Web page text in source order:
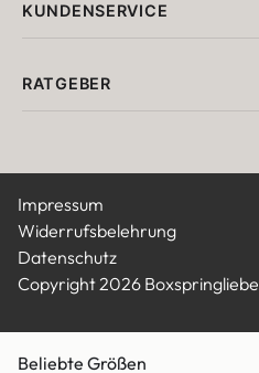
KUNDENSERVICE
RATGEBER
Impressum
Widerrufsbelehrung
Datenschutz
Copyright 2026 Boxspringliebe
Beliebte Größen